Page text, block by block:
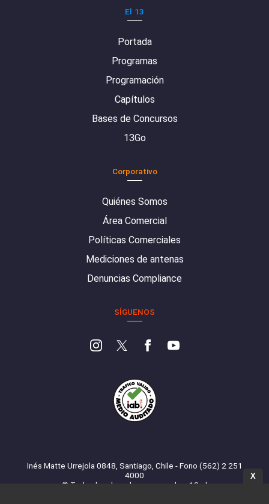
El 13
Portada
Programas
Programación
Capítulos
Bases de Concursos
13Go
Corporativo
Quiénes Somos
Área Comercial
Políticas Comerciales
Mediciones de antenas
Denuncias Compliance
SÍGUENOS
Inés Matte Urrejola 0848, Santiago, Chile - Fono (562) 2 251
4000
© Todos los derechos reservados. 13.cl
X